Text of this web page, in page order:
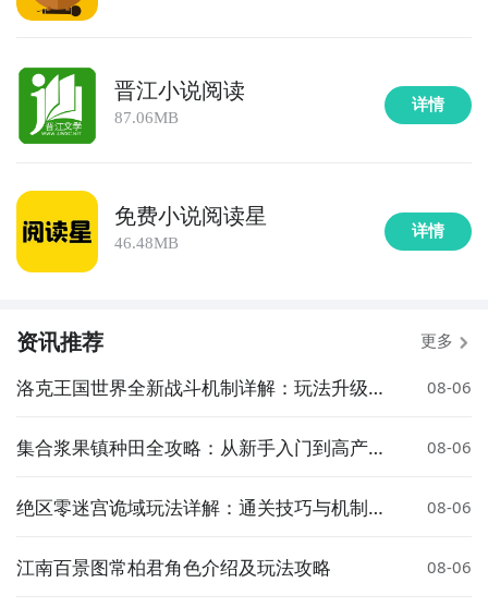
晋江小说阅读
87.06MB
详情
免费小说阅读星
46.48MB
详情
资讯推荐 更多
洛克王国世界全新战斗机制详解：玩法升级与
08-06
集合浆果镇种田全攻略：从新手入门到高产技
08-06
绝区零迷宫诡域玩法详解：通关技巧与机制解
08-06
江南百景图常柏君角色介绍及玩法攻略 08-06